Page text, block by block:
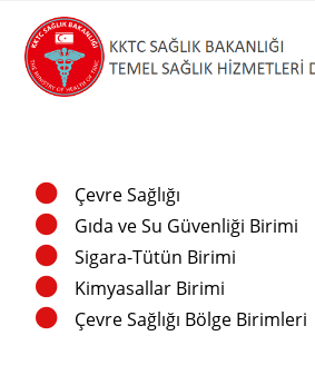
Çevre Sağlığı
Gıda ve Su Güvenliği Birimi
Sigara-Tütün Birimi
Kimyasallar Birimi
Çevre Sağlığı Bölge Birimleri